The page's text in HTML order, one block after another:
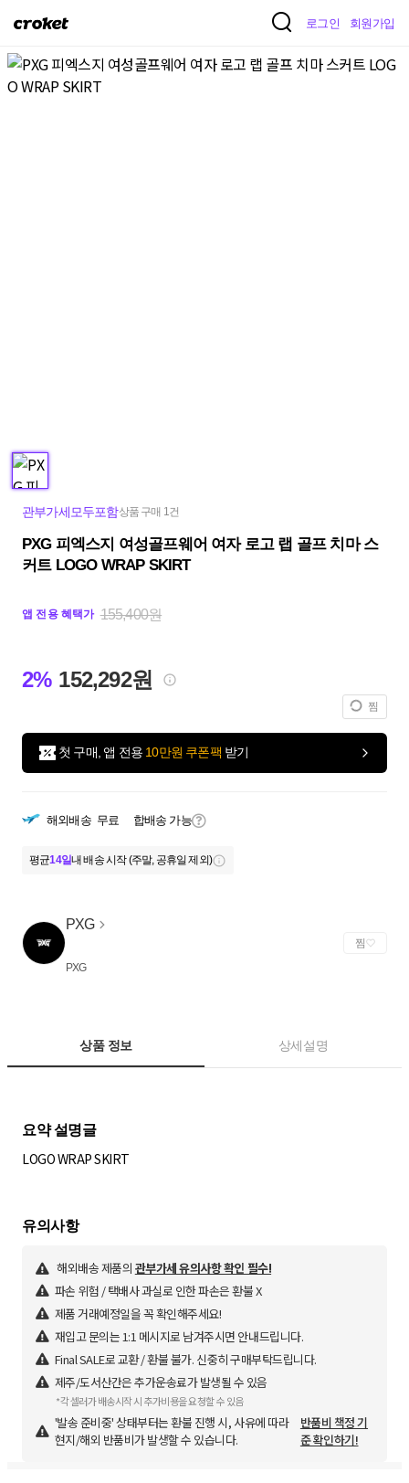
크
켓
로그인 회원가입
관부가세모두포함상품 구매 1건
PXG 피엑스지 여성골프웨어 여자 로고 랩 골프 치마 스
커트 LOGO WRAP SKIRT
앱 전용 혜택가 155,400원
2% 152,292원
찜
첫 구매, 앱 전용 10만원 쿠폰팩 받기
해외배송 무료 합배송 가능
평균14일내 배송 시작 (주말, 공휴일 제외)
PXG
PXG
찜
상품 정보 상세설명
요약 설명글
LOGO WRAP SKIRT
유의사항
해외배송 제품의 관부가세 유의사항 확인 필수!
파손 위험 / 택배사 과실로 인한 파손은 환불 X
제품 거래예정일을 꼭 확인해주세요!
재입고 문의는 1:1 메시지로 남겨주시면 안내드립니다.
Final SALE로 교환 / 환불 불가. 신중히 구매부탁드립니다.
제주/도서산간은 추가운송료가 발생될 수 있음
*각 셀러가 배송시작 시 추가비용을 요청할 수 있음
'발송 준비중' 상태부터는 환불 진행 시, 사유에 따라
현지/해외 반품비가 발생할 수 있습니다.
반품비 책정 기
준 확인하기!